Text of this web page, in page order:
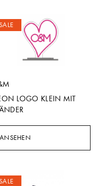
LOGO KLEIN MIT
ANSEHEN